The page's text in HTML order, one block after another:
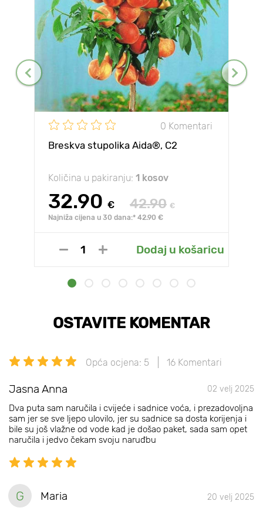
0 Komentari
Breskva stupolika Aida®, C2
Količina u pakiranju: 1 kosov
32.90 € 42.90 €
Najniža cijena u 30 dana:* 42.90 €
Dodaj u košaricu
OSTAVITE KOMENTAR
Opća ocjena: 5 16 Komentari
Jasna Anna 02 velj 2025
Dva puta sam naručila i cvijeće i sadnice voća, i prezadovoljna
sam jer se sve ljepo ulovilo, jer su sadnice sa dosta korijenja i
bile su još vlažne od vode kad je došao paket, sada sam opet
naručila i jedvo čekam svoju naruđbu
G Maria 20 velj 2025